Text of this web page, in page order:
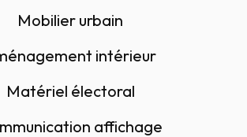
Mobilier urbain
intérieur
Matériel électoral
affichage